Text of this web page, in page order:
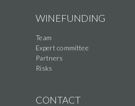
WINEFUNDING
Team
Expert committee
Partners
Risks
CONTACT